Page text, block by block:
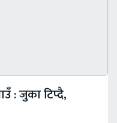
: जुका टिप्दै,